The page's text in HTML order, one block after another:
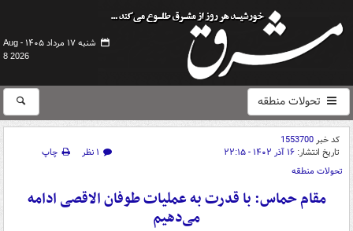
شنبه ۱۷ مرداد ۱۴۰۵ -
Aug
8 2026
تحولات منطقه
کد خبر1553700
تاریخ انتشار: ۱۶ آذر ۱۴۰۲ - ۲۲:۱۵ ۱ نظر
چاپ
تحولات منطقه
مقام حماس: با قدرت به عملیات طوفان الاقصی ادامه
می‌دهیم